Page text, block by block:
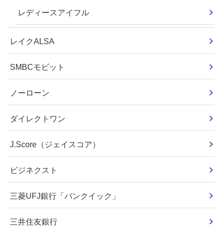
レディースアイフル
レイクALSA
SMBCモビット
ノーローン
ダイレクトワン
J.Score（ジェイスコア）
ビジネクスト
三菱UFJ銀行「バンクイック」
三井住友銀行